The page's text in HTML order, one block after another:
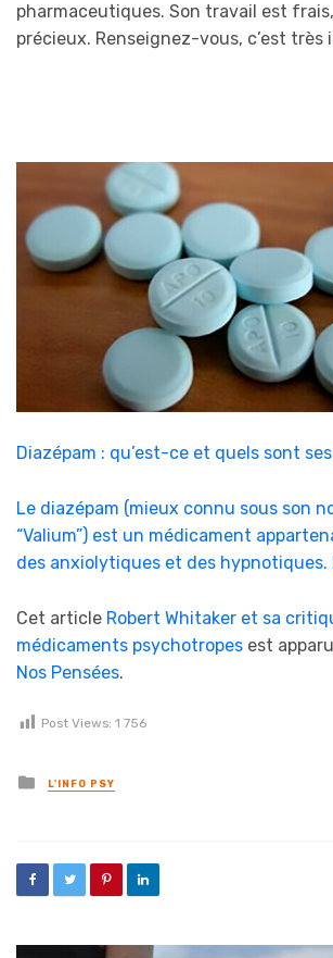
pharmaceutiques. Son travail est
précieux. Renseignez-vous, c’est très
Diazépam : qu’est-ce et quels sont
Le diazépam (mieux connu sous son
“Valium”) est un médicament
des anxiolytiques et des hypnotiques.
Cet article Robert Whitaker et sa
médicaments psychotropes est
Nos Pensées.
Post Views: 1 756
Posted in
L'INFO PSY